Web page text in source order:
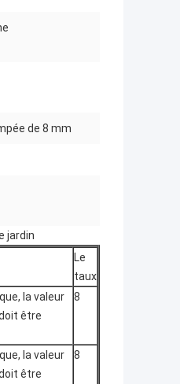
de 8 mm
jardin
Le
taux
la valeur
être
8
la valeur
être
8